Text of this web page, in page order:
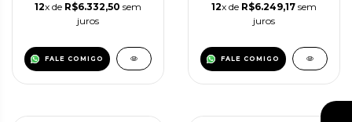
12x de R$6.332,50 sem
juros
FALE COMIGO
12x de R$6.249,17 sem
juros
FALE COMIGO